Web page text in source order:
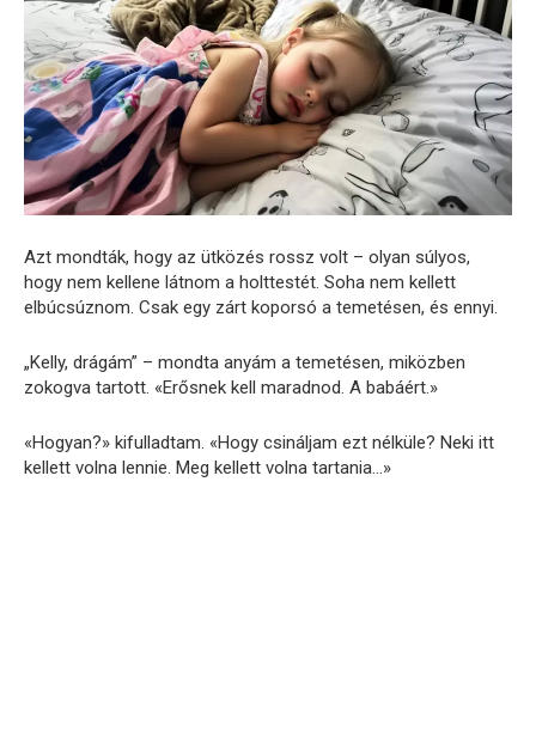
Azt mondták, hogy az ütközés rossz volt – olyan súlyos,
hogy nem kellene látnom a holttestét. Soha nem kellett
elbúcsúznom. Csak egy zárt koporsó a temetésen, és ennyi.
„Kelly, drágám” – mondta anyám a temetésen, miközben
zokogva tartott. «Erősnek kell maradnod. A babáért.»
«Hogyan?» kifulladtam. «Hogy csináljam ezt nélküle? Neki itt
kellett volna lennie. Meg kellett volna tartania…»